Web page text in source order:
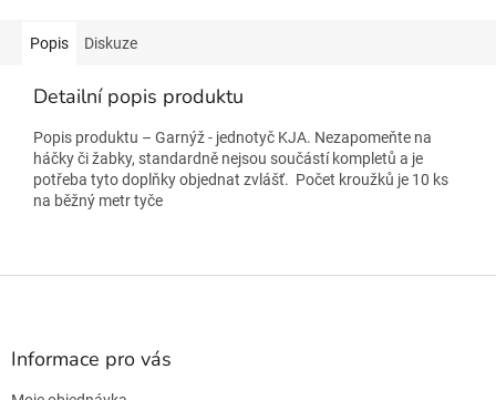
Popis Diskuze
Detailní popis produktu
Popis produktu – Garnýž - jednotyč KJA. Nezapomeňte na
háčky či žabky, standardně nejsou součástí kompletů a je
potřeba tyto doplňky objednat zvlášť. Počet kroužků je 10 ks
na běžný metr tyče
Z
Informace pro vás